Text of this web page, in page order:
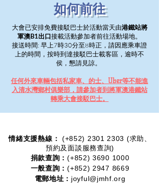
​如何前往
大會已安排免費接駁巴士於活動當天由港鐵站將
軍澳B1出口接載活動參加者前往活動場地。
接送時間: 早上7時30分至8時正，請因應乘車證
上的時間，按時到達接駁巴士載客區，逾時不
侯，懇請見諒。
任何外來車輛包括私家車、的士、Uber等不能進
入清水灣鄉村俱樂部，請參加者到將軍澳港鐵站
轉乘大會接駁巴士。
情緒支援熱線：​​ (+852) 2301 2303 (求助、
預約及面談服務查詢)
捐款查詢：(+852)3690 1000
一般查詢：(+852) 2947 8669
電郵地址： joyful@jmhf.org